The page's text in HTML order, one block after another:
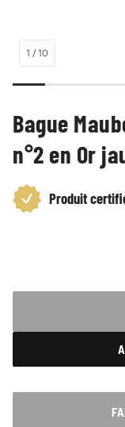
1 /10
Bague
n°2 en Or
Produit